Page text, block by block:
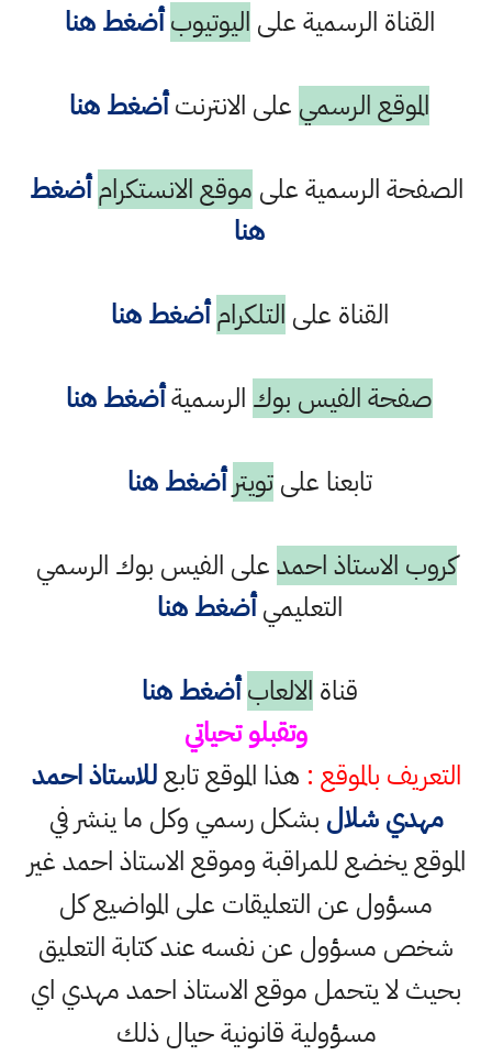
القناة الرسمية على اليوتيوب أضغط هنا
الموقع الرسمي على الانترنتأضغط هنا
الصفحة الرسمية على موقع الانستكرام أضغط
هنا
القناة على التلكرام أضغط هنا
صفحة الفيس بوك الرسميةأضغط هنا
تابعنا علىتويتر أضغط هنا
كروب الاستاذ احمدعلى الفيس بوك الرسمي
التعليميأضغط هنا
قناة الالعاب أضغط هنا
وتقبلو تحياتي
التعريف بالموقع : هذا الموقع تابعللاستاذ احمد
مهدي شلال بشكل رسمي وكل ما ينشر في
الموقع يخضع للمراقبة وموقع الاستاذ احمد غير
مسؤول عن التعليقات على المواضيع كل
شخص مسؤول عن نفسه عند كتابة التعليق
بحيث لا يتحمل موقع الاستاذ احمد مهدي اي
مسؤولية قانونية حيال ذلك